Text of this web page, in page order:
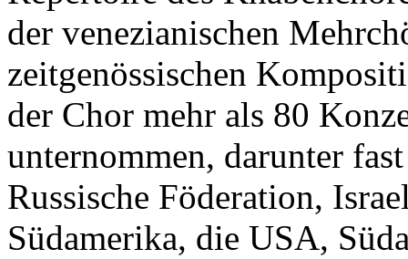
der venezianischen
zeitgenössischen
der Chor mehr als 80
unternommen, darunter
Russische Föderation,
Südamerika, die USA,